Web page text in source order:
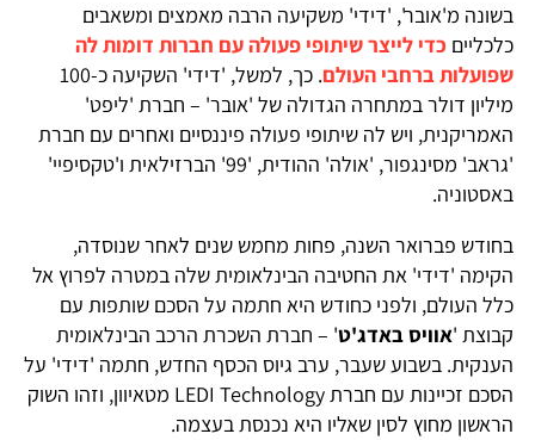
בשונה מ'אובר', 'דידי' משקיעה הרבה מאמצים ומשאבים
כלכליים כדי לייצר שיתופי פעולה עם חברות דומות לה
שפועלות ברחבי העולם
. כך, למשל, 'דידי' השקיעה כ-100
מיליון דולר במתחרה הגדולה של 'אובר' – חברת 'ליפט'
האמריקנית, ויש לה שיתופי פעולה פיננסיים ואחרים עם חברת
'גראב' מסינגפור, 'אולה' ההודית, '99' הברזילאית ו'טקסיפיי'
באסטוניה.
בחודש פברואר השנה, פחות מחמש שנים לאחר שנוסדה,
הקימה 'דידי' את החטיבה הבינלאומית שלה במטרה לפרוץ אל
כלל העולם, ולפני כחודש היא חתמה על הסכם שותפות עם
קבוצת 'אוויס באדג'ט' – חברת השכרת הרכב הבינלאומית
הענקית. בשבוע שעבר, ערב גיוס הכסף החדש, חתמה 'דידי' על
הסכם זכיינות עם חברת LEDI Technology מטאיוון, וזהו השוק
הראשון מחוץ לסין שאליו היא נכנסת בעצמה.